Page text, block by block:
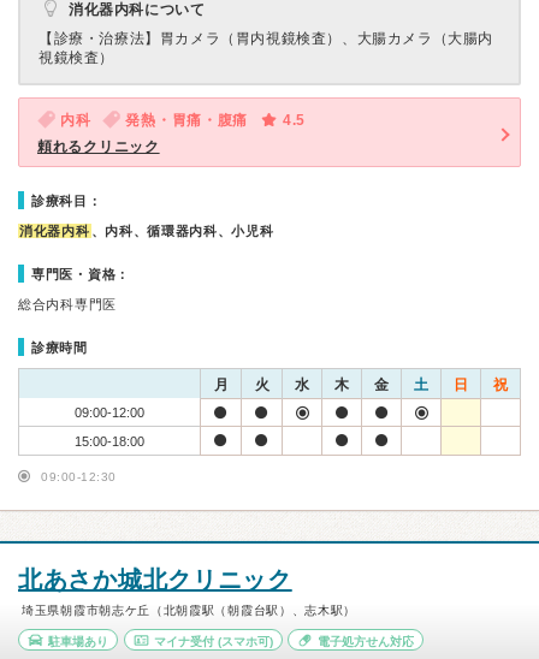
消化器内科について
【診療・治療法】 胃カメラ（胃内視鏡検査）、大腸カメラ（大腸内
視鏡検査）
内科 発熱・胃痛・腹痛
4.5
頼れるクリニック
診療科目：
消化器内科 、内科、循環器内科、小児科
専門医・資格：
総合内科専門医
診療時間
月 火 水 木 金 土 日 祝
09:00-12:00
15:00-18:00
09:00-12:30
北あさか城北クリニック
埼玉県朝霞市朝志ケ丘（北朝霞駅（朝霞台駅）、志木駅）
駐車場あり マイナ受付(スマホ可) 電子処方せん対応